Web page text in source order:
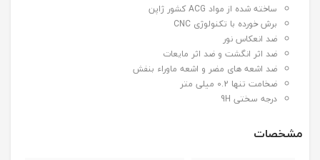
ساخته شده از مواد ACG کشور ژاپن
برش خورده با تکنولوژی CNC
ضد انعکاس نور
ضد اثر انگشت و ضد اثر مایعات
ضد اشعه های مضر و اشعه ماوراء بنفش
ضخامت تنها 0.2 میلی متر
درجه سختی 9H
مشخصات